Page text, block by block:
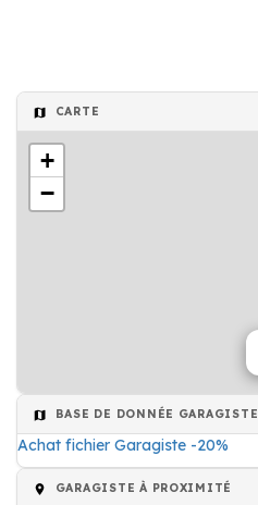
CARTE
+
−
BASE DE DONNÉE GARAGISTE
Achat fichier Garagiste -20%
GARAGISTE À PROXIMITÉ